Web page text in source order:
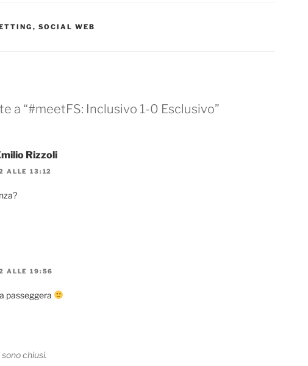
, SOCIAL WEB
a “#meetFS: Inclusivo 1-0 Esclusivo”
Rizzoli
ALLE 13:12
ALLE 19:56
passeggera
chiusi.